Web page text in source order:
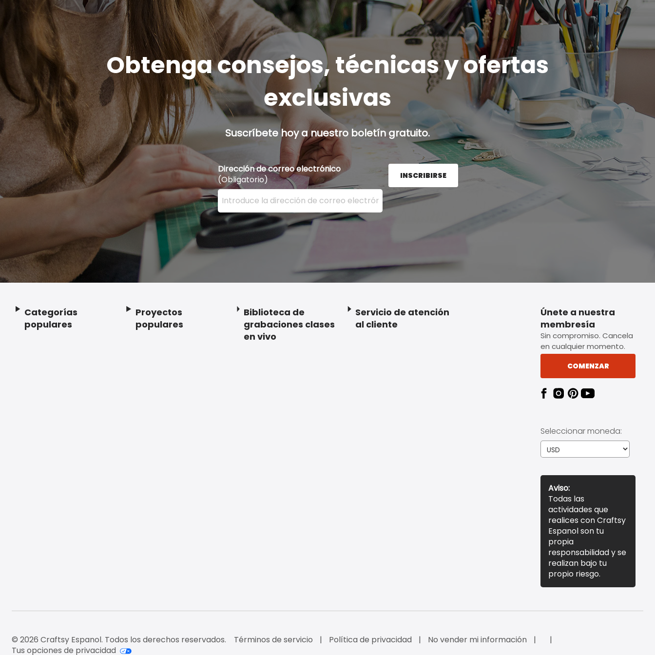
Obtenga consejos, técnicas y ofertas
exclusivas
Suscríbete hoy a nuestro boletín gratuito.
Dirección de correo electrónico
(Obligatorio)
Ingrese su dirección de correo electrónico aquí y presione el botón Registrarse.
INSCRIBIRSE
Footer
Categorías
populares
Proyectos
populares
Biblioteca de
grabaciones clases
en vivo
Servicio de atención
al cliente
Únete a nuestra
membresía
Sin compromiso. Cancela
en cualquier momento.
COMENZAR
Seleccionar moneda:
Aviso:
Todas las
actividades que
realices con Craftsy
Espanol son tu
propia
responsabilidad y se
realizan bajo tu
propio riesgo.
© 2026 Craftsy Espanol. Todos los derechos reservados. Términos de servicio Política de privacidad
No vender mi información
Tus opciones de privacidad